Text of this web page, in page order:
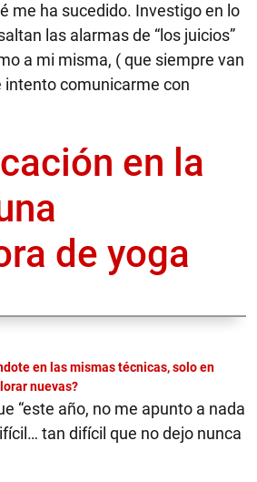
me ha sucedido. Investigo en lo
las alarmas de “los juicios”
a mi misma, ( que siempre van
intento comunicarme con
en la
de yoga
en las mismas técnicas, solo en
nuevas?
“este año, no me apunto a nada
tan difícil que no dejo nunca